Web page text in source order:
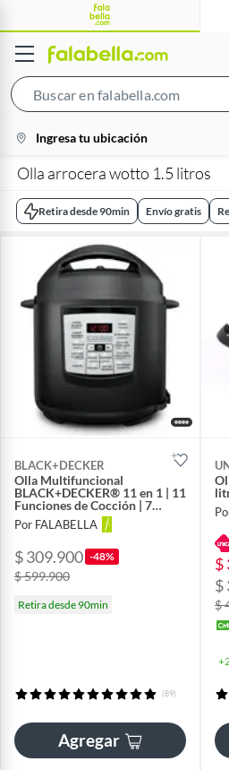
location-
icon
Ingresa tu ubicación
Olla arrocera wotto 1.5 litros
Retira desde 90min Envío gratis
BLACK+DECKER
Olla Multifuncional
BLACK+DECKER® 11 en 1 | 11
Funciones de Cocción | 7
Funciones de Olla a Presión y
7 Funciones sin Presión| 9
Capacidad 5.7 Litros | PR100B
Por FALABELLA
$ 309.900 -48%
$ 599.900
Retira desde 90min
(89)
Agregar
$
$
$